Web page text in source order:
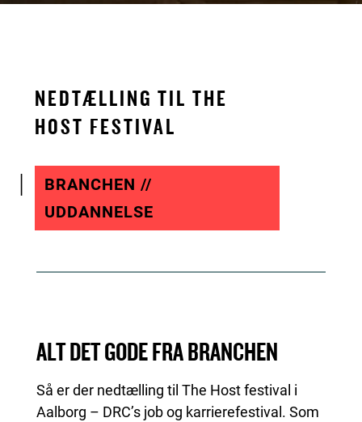
NEDTÆLLING TIL THE
HOST FESTIVAL
BRANCHEN //
UDDANNELSE
ALT DET GODE FRA BRANCHEN
Så er der nedtælling til The Host festival i
Aalborg – DRC’s job og karrierefestival. Som